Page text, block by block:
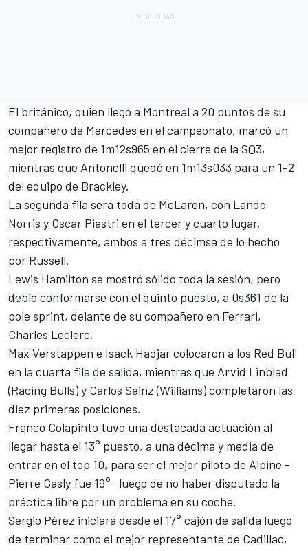
El británico, quien llegó a Montreal a 20 puntos de su
compañero de Mercedes en el campeonato, marcó un
mejor registro de 1m12s965 en el cierre de la SQ3,
mientras que Antonelli quedó en 1m13s033 para un 1-2
del equipo de Brackley.
La segunda fila será toda de McLaren, con Lando
Norris y Oscar Piastri en el tercer y cuarto lugar,
respectivamente, ambos a tres décimsa de lo hecho
por Russell.
Lewis Hamilton se mostró sólido toda la sesión, pero
debió conformarse con el quinto puesto, a 0s361 de la
pole sprint, delante de su compañero en Ferrari,
Charles Leclerc.
Max Verstappen e Isack Hadjarcolocaron a los Red Bull
en la cuarta fila de salida, mientras que Arvid Linblad
(Racing Bulls) y Carlos Sainz(Williams) completaron las
diez primeras posiciones.
Franco Colapinto tuvo una destacada actuación al
llegar hasta el 13° puesto, a una décima y media de
entrar en el top 10, para ser el mejor piloto de Alpine -
Pierre Gasly fue 19°- luego de no haber disputado la
práctica libre por un problema en su coche.
Sergio Pérez iniciará desde el 17° cajón de salida luego
de terminar como el mejor representante de Cadillac,